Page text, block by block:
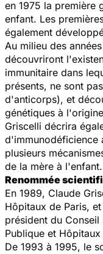
en 1975 la première
enfant. Les
également
Au milieu des
découvriront
immunitaire dans
présents, ne sont
d'anticorps), et
génétiques à
Griscelli décrira
d'immunodéficience
plusieurs
de la mère à l'enfant.
Renommée
En 1989, Claude
Hôpitaux de Paris,
président du
Publique et
De 1993 à 1995, le